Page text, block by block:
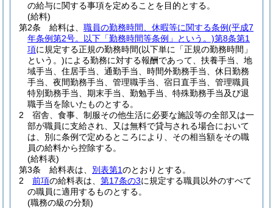
の給与に関する事項を定めることを目的とする。
(給料)
第2条
給料は、 職員の勤務時間、休暇等に関する条例(平成7
年条例第2号。以下「勤務時間等条例」という。)第8条第1
項に規定する正規の勤務時間(以下単に「正規の勤務時間」
という。)による勤務に対する報酬であって、扶養手当、地
域手当、住居手当、通勤手当、時間外勤務手当、休日勤務
手当、夜間勤務手当、管理職手当、宿日直手当、管理職員
特別勤務手当、期末手当、勤勉手当、特殊勤務手当及び退
職手当を除いたものとする。
2
宿舎、食事、制服その他生活に必要な施設等の全部又は一
部が職員に支給され、又は無料で貸与される場合において
は、別に条例で定めるところにより、その相当額をその職
員の給料から控除する。
(給料表)
第3条
給料表は、 別表第1のとおりとする。
2
前項の給料表は、 第17条の3に規定する職員以外のすべて
の職員に適用するものとする。
(職務の級の分類)